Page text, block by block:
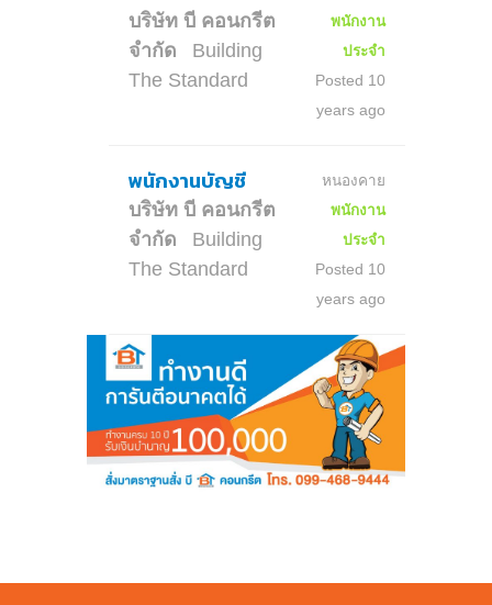
บริษัท บี คอนกรีต
จำกัด
Building
The Standard
พนักงาน
ประจำ
Posted 10
years ago
พนักงานบัญชี
บริษัท บี คอนกรีต
จำกัด
Building
The Standard
หนองคาย
พนักงาน
ประจำ
Posted 10
years ago